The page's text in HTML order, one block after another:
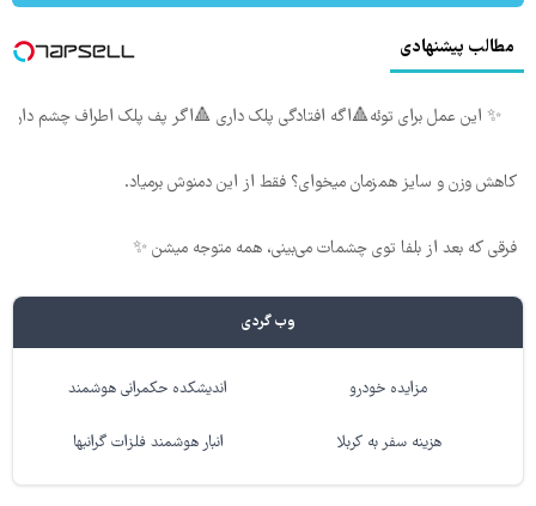
مطالب پیشنهادی
✨ این عمل برای توئه🔺اگه افتادگی پلک داری 🔺اگر پف پلک اطراف چشم داری
کاهش وزن و سایز همزمان میخوای؟ فقط از این دمنوش برمیاد.
فرقی که بعد از بلفا توی چشمات می‌بینی، همه متوجه میشن ✨
وب گردی
مزایده خودرو اندیشکده حکمرانی هوشمند
هزینه سفر به کربلا انبار هوشمند فلزات گرانبها